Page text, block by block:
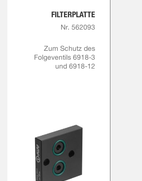
FILTERPLATTE
Nr. 562093
Zum Schutz des
Folgeventils 6918-3
und 6918-12